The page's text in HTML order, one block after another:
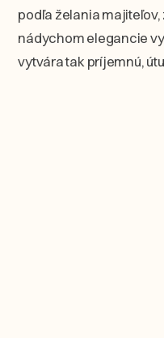
podľa želania
nádychom elegancie
vytvára tak príjemnú,